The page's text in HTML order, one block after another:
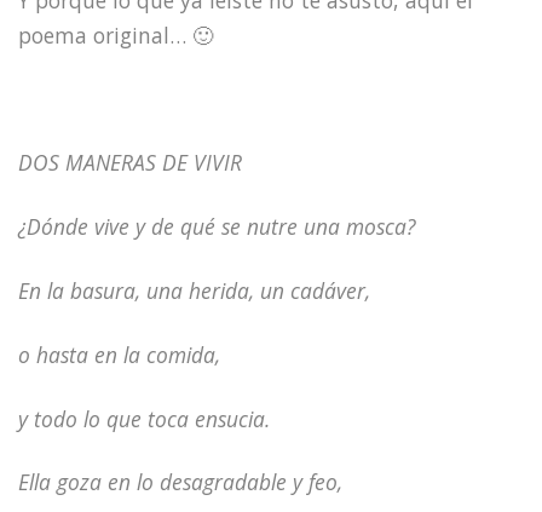
poema original… 🙂
DOS MANERAS DE VIVIR
¿Dónde vive y de qué se nutre una mosca?
En la basura, una herida, un cadáver,
o hasta en la comida,
y todo lo que toca ensucia.
Ella goza en lo desagradable y feo,